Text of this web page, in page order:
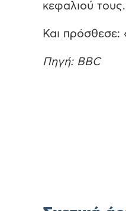
κεφαλιού
Και πρόσθεσε:
Πηγή: BBC